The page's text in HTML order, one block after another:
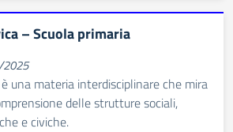
– Scuola primaria
2025
una materia interdisciplinare che mira
delle strutture sociali,
e civiche.